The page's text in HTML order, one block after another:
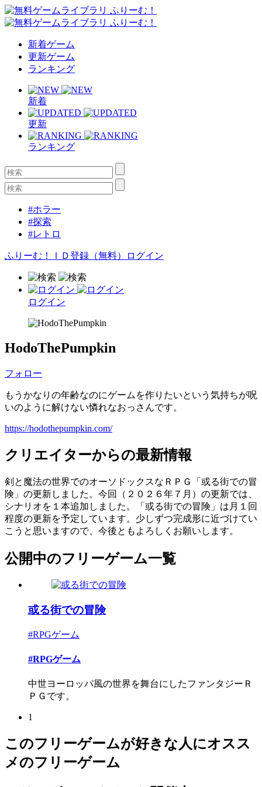
新着ゲーム
更新ゲーム
ランキング
新着
更新
ランキング
#ホラー
#探索
#レトロ
ふりーむ！ＩＤ登録（無料） ログイン
ログイン
HodoThePumpkin
フォロー
もうかなりの年齢なのにゲームを作りたいという気持ちが呪
いのように解けない憐れなおっさんです。
https://hodothepumpkin.com/
クリエイターからの最新情報
剣と魔法の世界でのオーソドックスなＲＰＧ「或る街での冒
険」の更新しました。今回（２０２６年７月）の更新では、
シナリオを１本追加しました。「或る街での冒険」は月１回
程度の更新を予定しています。少しずつ完成形に近づけてい
こうと思いますので、今後ともよろしくお願いします。
公開中のフリーゲーム一覧
或る街での冒険
#RPGゲーム
#RPGゲーム
中世ヨーロッパ風の世界を舞台にしたファンタジーＲ
ＰＧです。
1
このフリーゲームが好きな人にオスス
メのフリーゲーム